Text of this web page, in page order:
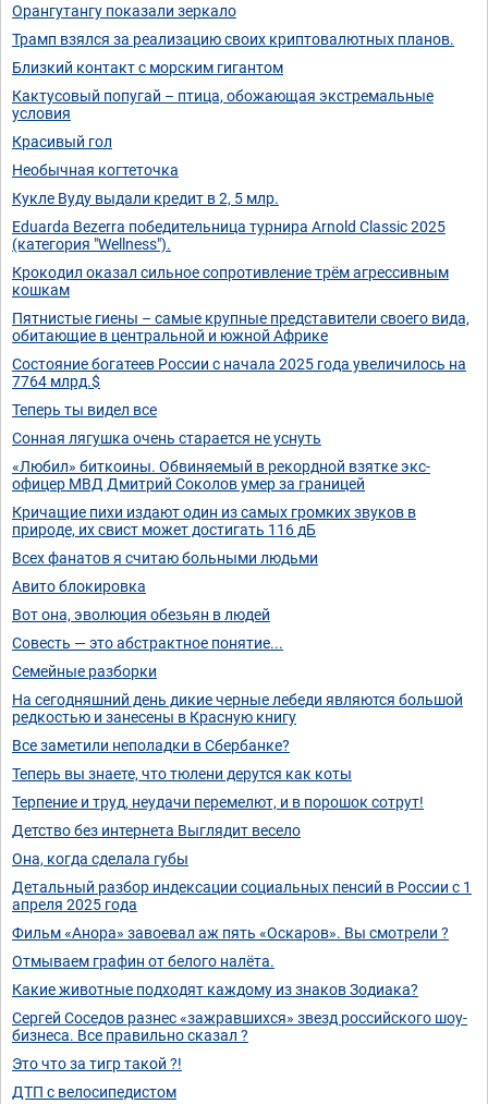
Орангутангу показали зеркало
Трамп взялся за реализацию своих криптовалютных планов.
Близкий контакт с морским гигантом
Кактусовый попугай – птица, обожающая экстремальные
условия
Красивый гол
Необычная когтеточка
Кукле Вуду выдали кредит в 2, 5 млр.
Eduarda Bezerra победительница турнира Arnold Classic 2025
(категория "Wellness").
Крокодил оказал сильное сопротивление трём агрессивным
кошкам
Пятнистые гиены – самые крупные представители своего вида,
обитающие в центральной и южной Африке
Состояние богатеев России с начала 2025 года увеличилось на
7764 млрд.$
Теперь ты видел все
Сонная лягушка очень старается не уснуть
«Любил» биткоины. Обвиняемый в рекордной взятке экс-
офицер МВД Дмитрий Соколов умер за границей
Кричащие пихи издают один из самых громких звуков в
природе, их свист может достигать 116 дБ
Всех фанатов я считаю больными людьми
Авито блокировка
Вот она, эволюция обезьян в людей
Совесть — это абстрактное понятие...
Семейные разборки
На сегодняшний день дикие черные лебеди являются большой
редкостью и занесены в Красную книгу
Все заметили неполадки в Сбербанке?
Теперь вы знаете, что тюлени дерутся как коты
Терпение и труд, неудачи перемелют, и в порошок сотрут!
Детство без интернета Выглядит весело
Она, когда сделала губы
Детальный разбор индексации социальных пенсий в России с 1
апреля 2025 года
Фильм «Анора» завоевал аж пять «Оскаров». Вы смотрели ?
Отмываем графин от белого налёта.
Какие животные подходят каждому из знаков Зодиака?
Сергей Соседов разнес «зажравшихся» звезд российского шоу-
бизнеса. Все правильно сказал ?
Это что за тигр такой ?!
ДТП с велосипедистом